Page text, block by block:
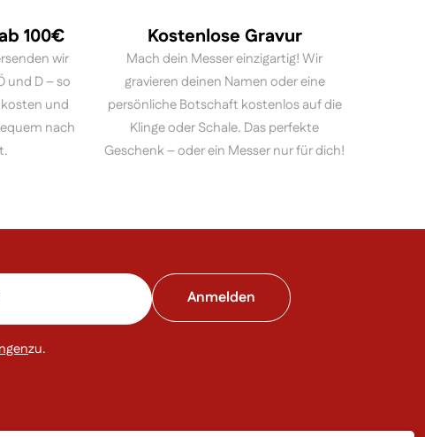
100€
wir
und D – so
und
nach
Kostenlose Gravur
Mach dein Messer einzigartig! Wir
gravieren deinen Namen oder eine
persönliche Botschaft kostenlos auf die
Klinge oder Schale. Das perfekte
Geschenk – oder ein Messer nur für dich!
zu.